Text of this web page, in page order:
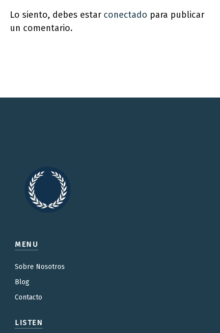
Lo siento, debes estar conectado para publicar
un comentario.
MENU
Sobre Nosotros
Blog
Contacto
LISTEN